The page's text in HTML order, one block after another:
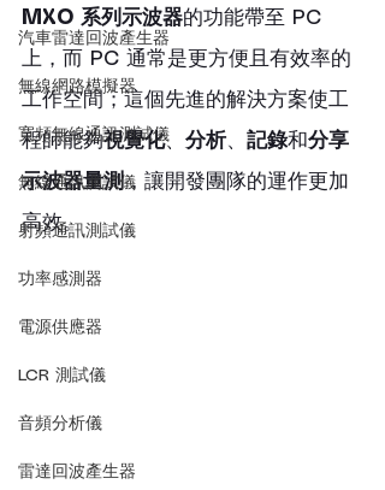
汽車雷達回波產生器
無線網路模擬器
寬頻無線通訊測試儀
無線通訊測試儀
射頻通訊測試儀
功率感測器
電源供應器
LCR 測試儀
音頻分析儀
雷達回波產生器
MXO 系列示波器的功能帶至 PC
上，而 PC 通常是更方便且有效率的
工作空間；這個先進的解決方案使工
程師能夠視覺化、 分析、 記錄和分享
示波器量測，讓開發團隊的運作更加
高效。